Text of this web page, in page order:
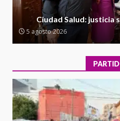
3
con el
Cruz
de la
30 julio 2026
4 20 julio 2026
Ciudad Salud: justicia
5 agosto 2026